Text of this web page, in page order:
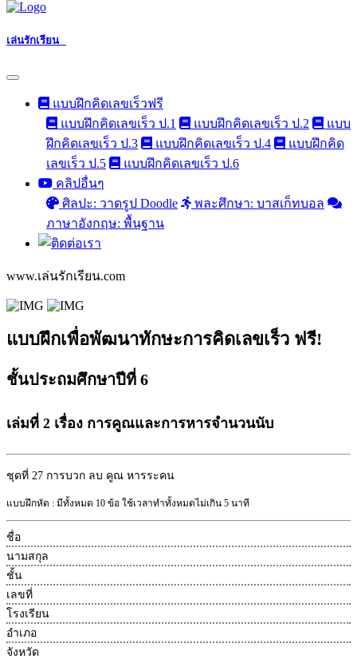
เล่นรักเรียน
แบบฝึกคิดเลขเร็วฟรี
แบบฝึกคิดเลขเร็ว ป.1
แบบฝึกคิดเลขเร็ว ป.2
แบบ
ฝึกคิดเลขเร็ว ป.3
แบบฝึกคิดเลขเร็ว ป.4
แบบฝึกคิด
เลขเร็ว ป.5
แบบฝึกคิดเลขเร็ว ป.6
คลิปอื่นๆ
ศิลปะ: วาดรูป Doodle
พละศึกษา: บาสเก็ทบอล
ภาษาอังกฤษ: พื้นฐาน
www.เล่นรักเรียน.com
แบบฝึกเพื่อพัฒนาทักษะการคิดเลขเร็ว ฟรี!
ชั้นประถมศึกษาปีที่ 6
เล่มที่ 2 เรื่อง การคูณและการหารจำนวนนับ
ชุดที่ 27 การบวก ลบ คูณ หารระคน
แบบฝึกหัด : มีทั้งหมด 10 ข้อ ใช้เวลาทำทั้งหมดไม่เกิน 5 นาที
ชื่อ
นามสกุล
ชั้น
เลขที่
โรงเรียน
อำเภอ
จังหวัด